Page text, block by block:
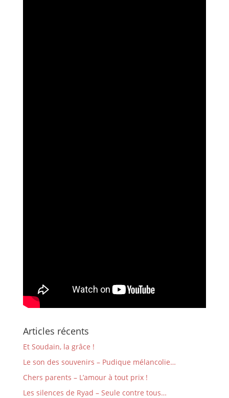
Articles récents
Et Soudain, la grâce !
Le son des souvenirs – Pudique mélancolie…
Chers parents – L’amour à tout prix !
Les silences de Ryad – Seule contre tous…